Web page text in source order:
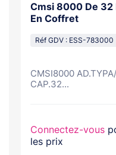
Cmsi 8000 De 32
En Coffret
Réf GDV : ESS-783000
CMSI8000
CAP.32...
Connectez-vous
les prix